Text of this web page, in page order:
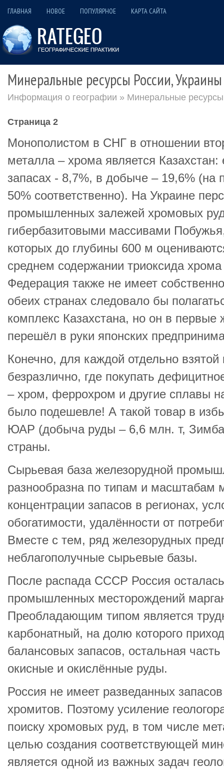
ГЛАВНАЯ НОВОЕ ПОПУЛЯРНОЕ КАРТА САЙТА
Минеральные ресурсы России,
Информация о географии » Минеральные
Страница 2
Монополистом в СНГ в отношении
металла – хрома является
запасах - 8,7%, в добыче – 19,6%
50% соответственно). На Украине
промышленных залежей хромовых
гибербазитовыми массивами
которых до глубины 600 м
среднем содержании триоксида
Федерация также не имеет
обеих странах следовало бы
комплекс Казахстана, но он в первые
перешёл в руки японских
Конечно, для каждой отдельно
безразлично, где покупать
– хром, феррохром и другие сплавы
было подешевле! А такой товар в
ЮАР (добыча руды – 6,6 млн. т,
страны.
Сырьевая база железорудной
разнообразна по типам и масштабам
концентрации запасов в регионах,
обогатимости, удалённости от
Вместе с тем, ряд железорудных
неблагополучные сырьевые базы.
После распада СССР Россия осталась
промышленных месторождений
Преобладающим типом является
карбонатный, на долю которого
балансовых запасов, остальная
окисные и окислённые руды.
Россия не имеет разведанных
хромитов. Поэтому усиление
поиску хромовых руд, в том числе
целью создания соответствующей
является одной из важных задач